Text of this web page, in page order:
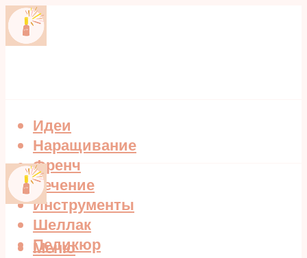
Идеи
Наращивание
Френч
Лечение
Инструменты
Шеллак
Педикюр
Меню